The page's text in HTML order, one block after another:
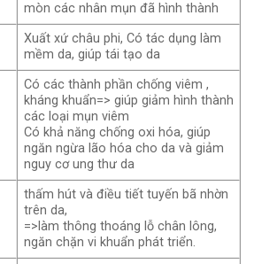
mòn các nhân mụn đã hình thành
Xuất xứ châu phi, Có tác dụng làm
mềm da, giúp tái tạo da
Có các thành phần chống viêm ,
kháng khuẩn=> giúp giảm hình thành
các loại mụn viêm
Có khả năng chống oxi hóa, giúp
ngăn ngừa lão hóa cho da và giảm
nguy cơ ung thư da
thấm hút và điều tiết tuyến bã nhờn
trên da,
=>làm thông thoáng lỗ chân lông,
ngăn chặn vi khuẩn phát triển.